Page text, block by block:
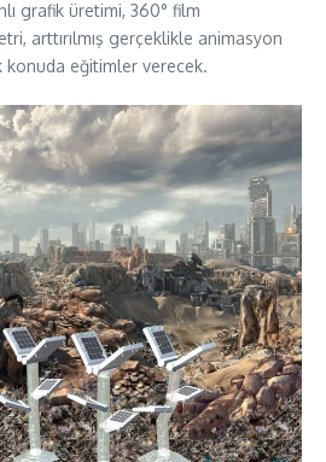
grafik üretimi, 360° film
arttırılmış gerçeklikle animasyon
konuda eğitimler verecek.